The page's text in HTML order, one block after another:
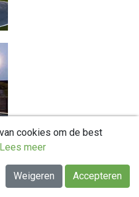
cookies om de best
Lees meer
Weigeren Accepteren